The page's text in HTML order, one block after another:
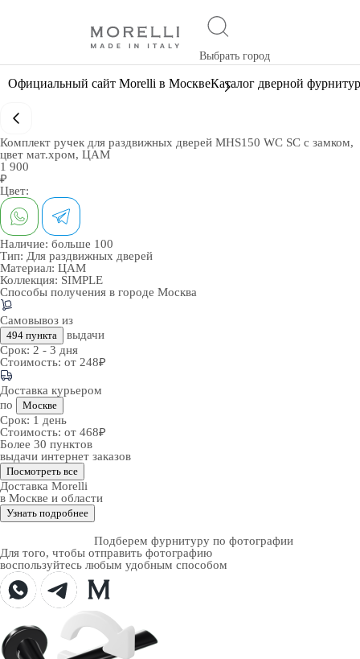
Выбрать город
Официальный сайт Morelli в МосквеКаталог дверной
Комплект ручек для раздвижных дверей MHS150 WC SC с замком,
цвет мат.хром, ЦАМ
1 900
₽
Цвет:
Наличие: больше 100
Тип: Для раздвижных дверей
Материал: ЦАМ
Коллекция: SIMPLE
Способы получения в городе Москва
Самовывоз из
494 пункта
выдачи
Срок: 2 - 3 дня
Стоимость: от 248₽
Доставка курьером
по
Москве
Срок: 1 день
Стоимость: от 468₽
Более 30 пунктов
выдачи интернет заказов
Посмотреть все
Доставка Morelli
в Москве и области
Узнать подробнее
Подберем фурнитуру по фотографии
Для того, чтобы отправить фотографию
воспользуйтесь любым удобным способом